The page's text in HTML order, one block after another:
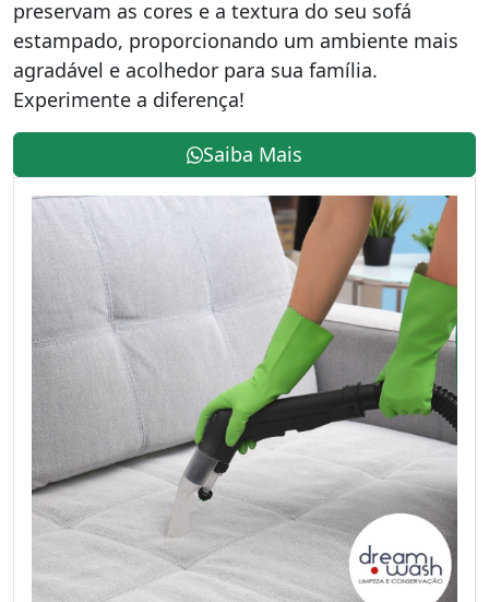
preservam as cores e a textura do seu sofá
estampado, proporcionando um ambiente mais
agradável e acolhedor para sua família.
Experimente a diferença!
Saiba Mais